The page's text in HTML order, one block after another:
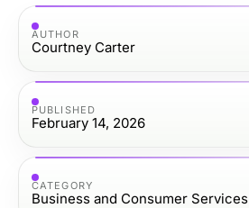
AUTHOR
Courtney Carter
PUBLISHED
February 14, 2026
CATEGORY
Business and Consumer Services